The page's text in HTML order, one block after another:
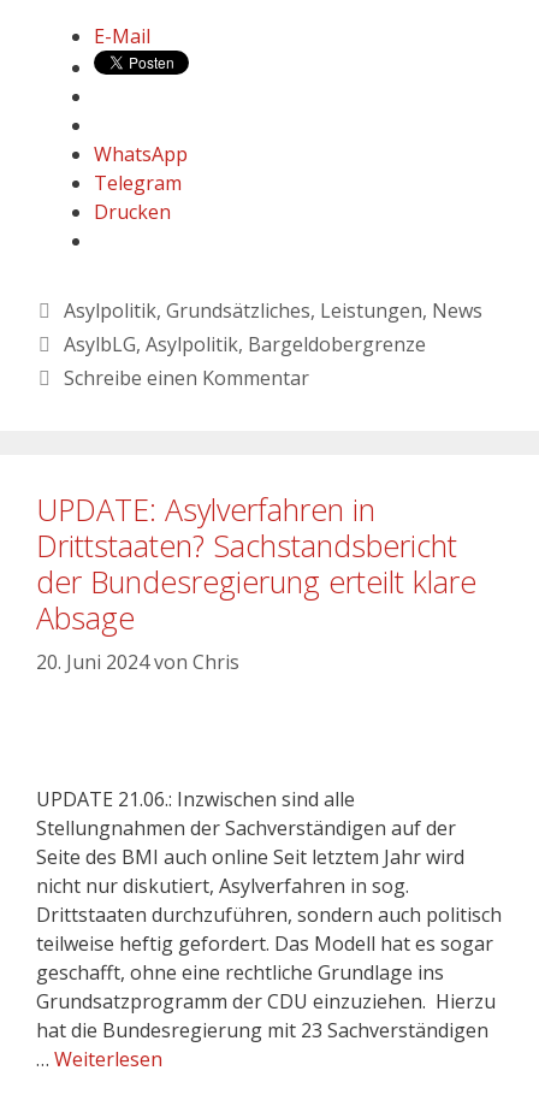
E-Mail
WhatsApp
Telegram
Drucken
Asylpolitik, Grundsätzliches, Leistungen, News
AsylbLG, Asylpolitik, Bargeldobergrenze
Schreibe einen Kommentar
UPDATE: Asylverfahren in
Drittstaaten? Sachstandsbericht
der Bundesregierung erteilt klare
Absage
20. Juni 2024von Chris
UPDATE 21.06.: Inzwischen sind alle
Stellungnahmen der Sachverständigen auf der
Seite des BMI auch online Seit letztem Jahr wird
nicht nur diskutiert, Asylverfahren in sog.
Drittstaaten durchzuführen, sondern auch politisch
teilweise heftig gefordert. Das Modell hat es sogar
geschafft, ohne eine rechtliche Grundlage ins
Grundsatzprogramm der CDU einzuziehen. Hierzu
hat die Bundesregierung mit 23 Sachverständigen
… Weiterlesen